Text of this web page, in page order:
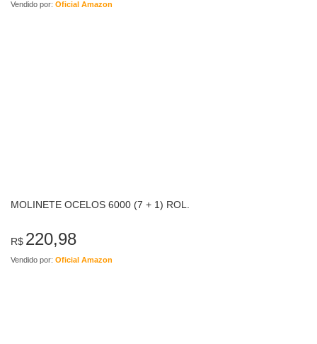
Vendido por: Oficial Amazon
MOLINETE OCELOS 6000 (7 + 1) ROL.
R$ 220,98
Vendido por: Oficial Amazon